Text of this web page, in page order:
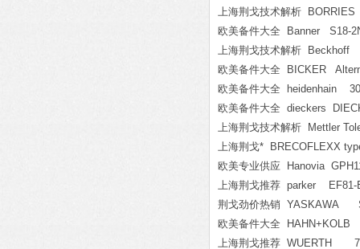
上海荆戈技术解析
欧美备件大全 Banner S18-
上海荆戈技术解析
欧美备件大全 BICKER
欧美备件大全 heidenhain
欧美备件大全 dieckers
上海荆戈技术解析 Mettler
上海荆戈* BRECOFLEXX
欧美专业供应 Hanovia
上海荆戈推荐 parker EF81-
荆戈劲价热销 YASKAWA
欧美备件大全
上海荆戈推荐 WUERTH